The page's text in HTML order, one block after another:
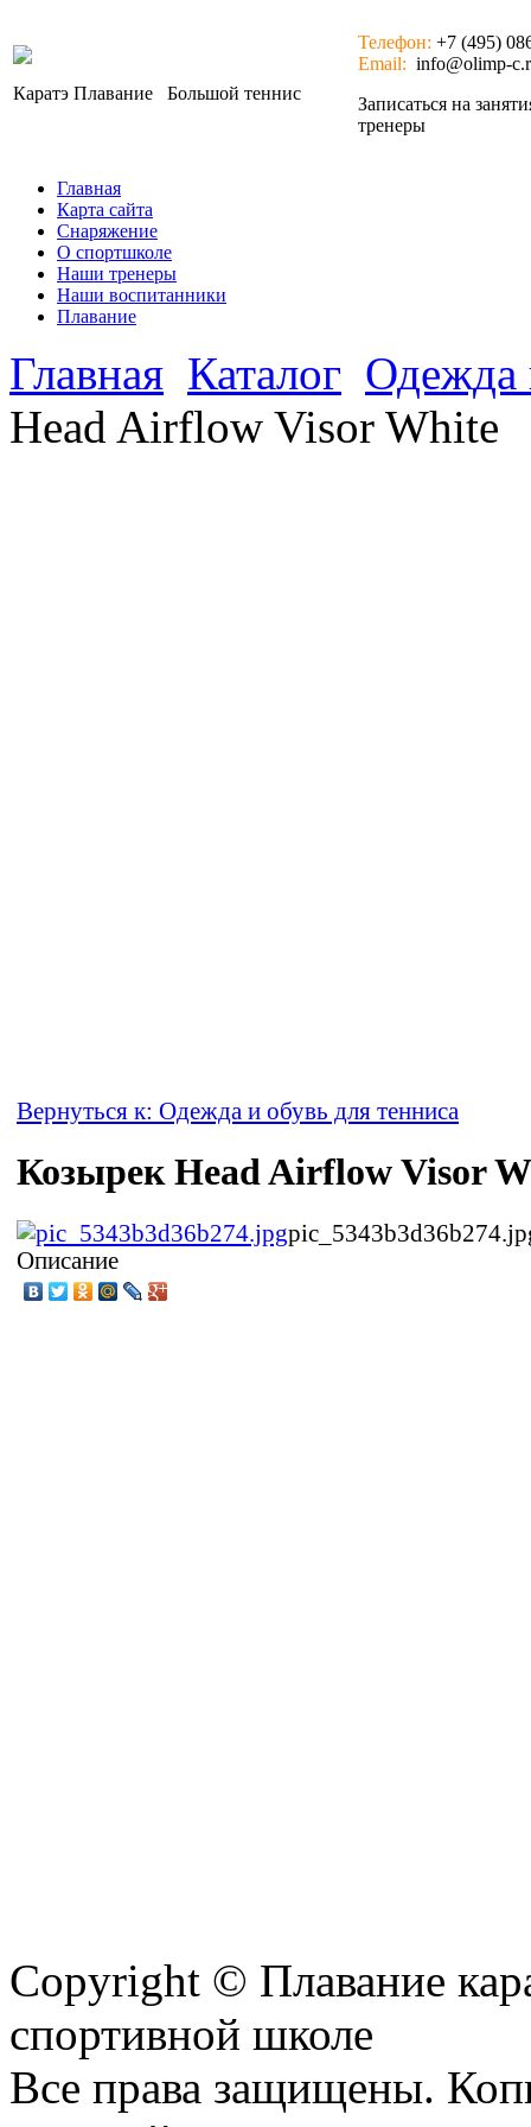
Каратэ Плавание Большой теннис
Телефон: +7 (495)
Email: info@olimp-
Записаться на
тренеры
Главная
Карта сайта
Снаряжение
О спортшколе
Наши тренеры
Наши воспитанники
Плавание
Главная Каталог Одежда
Head Airflow Visor White
Вернуться к: Одежда и обувь для тенниса
Козырек Head Airflow Visor
Описание
Copyright © Плавание
спортивной школе
Все права защищены.